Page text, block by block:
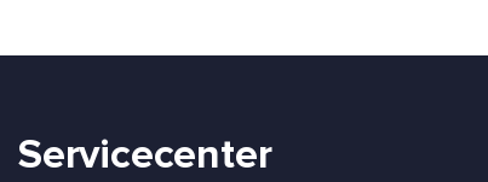
Servicecenter